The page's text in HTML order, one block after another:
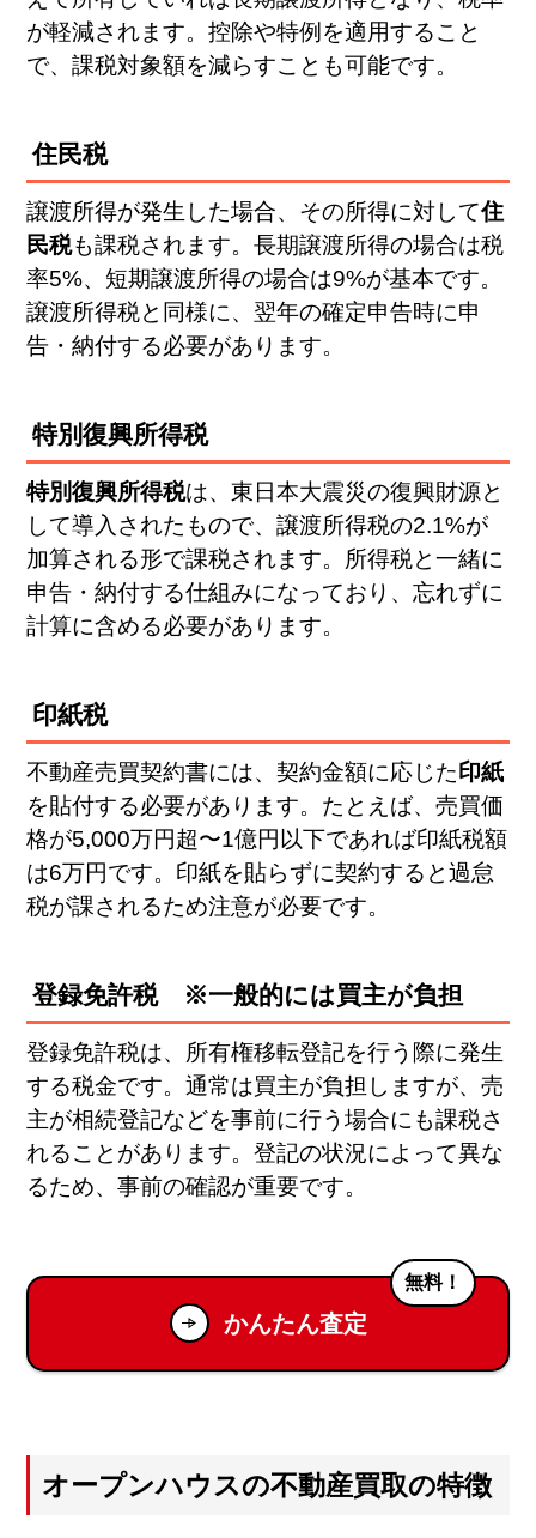
が軽減されます。控除や特例を適用すること
で、課税対象額を減らすことも可能です。
住民税
譲渡所得が発生した場合、その所得に対して住
民税も課税されます。長期譲渡所得の場合は税
率5%、短期譲渡所得の場合は9%が基本です。
譲渡所得税と同様に、翌年の確定申告時に申
告・納付する必要があります。
特別復興所得税
特別復興所得税は、東日本大震災の復興財源と
して導入されたもので、譲渡所得税の2.1%が
加算される形で課税されます。所得税と一緒に
申告・納付する仕組みになっており、忘れずに
計算に含める必要があります。
印紙税
不動産売買契約書には、契約金額に応じた印紙
を貼付する必要があります。たとえば、売買価
格が5,000万円超〜1億円以下であれば印紙税額
は6万円です。印紙を貼らずに契約すると過怠
税が課されるため注意が必要です。
登録免許税 ※一般的には買主が負担
登録免許税は、所有権移転登記を行う際に発生
する税金です。通常は買主が負担しますが、売
主が相続登記などを事前に行う場合にも課税さ
れることがあります。登記の状況によって異な
るため、事前の確認が重要です。
かんたん査定
無料！
オープンハウスの不動産買取の特徴